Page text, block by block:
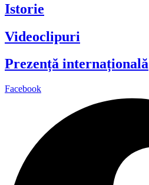
Istorie
Videoclipuri
Prezență internațională
Facebook